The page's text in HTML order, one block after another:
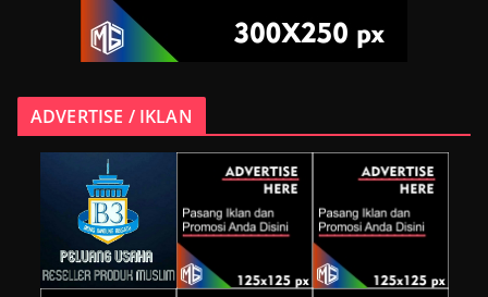
ADVERTISE / IKLAN